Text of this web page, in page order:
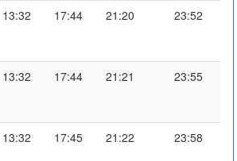
13:32 17:44 21:20 23:52
13:32 17:44 21:21 23:55
13:32 17:45 21:22 23:58